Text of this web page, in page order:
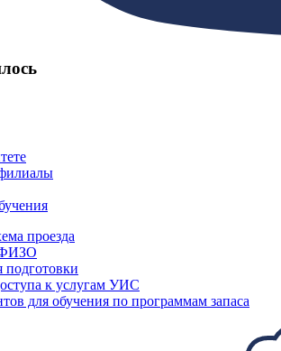
проезда
подготовки
к услугам УИС
для обучения по программам запаса